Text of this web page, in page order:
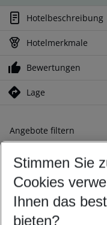
Hotelbeschreibung
Hotelmerkmale
Bewertungen
Lage
Angebote filtern
Ändern Sie Ihre
Abflughafen wählen
Beliebiger
Reisezeitraum
09.08.26–
Stimmen Sie
Cookies
Ihnen das
bieten?